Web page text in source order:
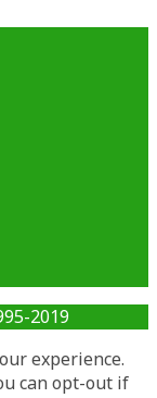
2019
experience.
can opt-out if